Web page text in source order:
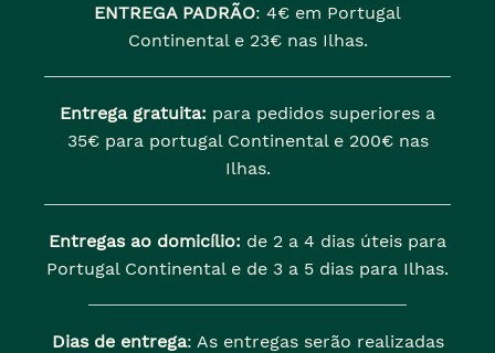
ENTREGA PADRÃO: 4€ em Portugal
Continental e 23€ nas Ilhas.
Entrega gratuita: para pedidos superiores a
35€ para portugal Continental e 200€ nas
Ilhas.
Entregas ao domicílio: de 2 a 4 dias úteis para
Portugal Continental e de 3 a 5 dias para Ilhas.
Dias de entrega: As entregas serão realizadas